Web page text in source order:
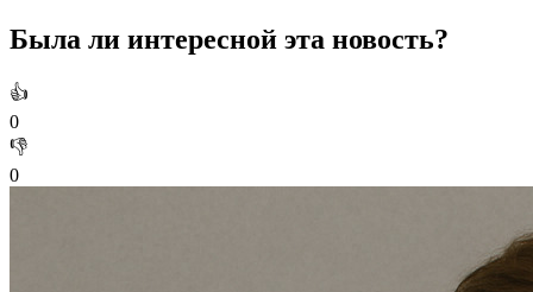
Была ли интересной эта новость?
👍
0
👎
0